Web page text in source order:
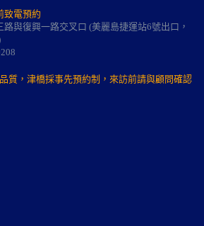
致電預約
與復興一路交叉口 (美麗島捷運站6號出口，
質，津橋採事先預約制，來訪前請與顧問確認